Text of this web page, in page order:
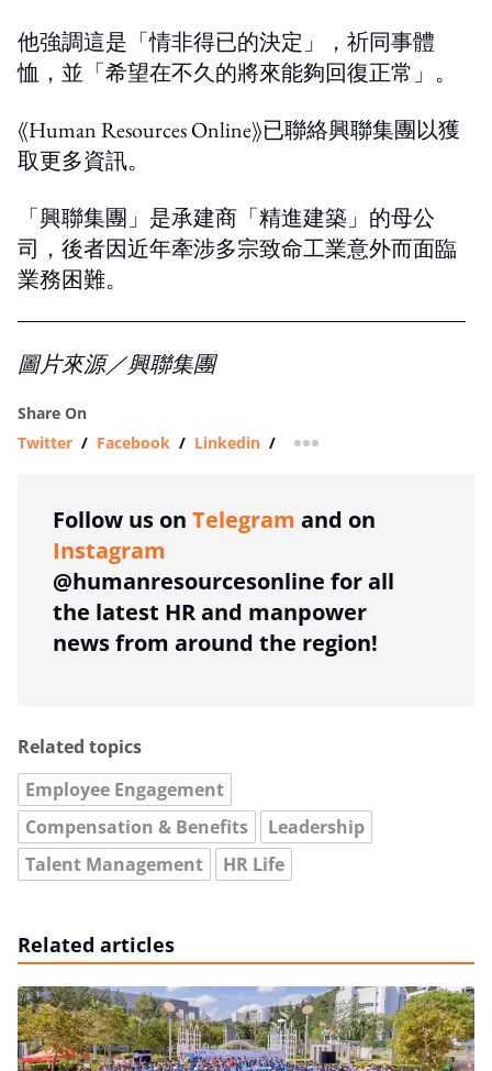
他強調這是「情非得已的決定」，祈同事體
恤，並「希望在不久的將來能夠回復正常」。
《Human Resources Online》已聯絡興聯集團以獲
取更多資訊。
「興聯集團」是承建商「精進建築」的母公
司，後者因近年牽涉多宗致命工業意外而面臨
業務困難。
圖片來源／興聯集團
Share On
Twitter / Facebook / Linkedin / more sharing option
Follow us on Telegram and on
Instagram
@humanresourcesonline for all
the latest HR and manpower
news from around the region!
Related topics
Employee Engagement
Compensation & Benefits
Leadership
Talent Management
HR Life
Related articles